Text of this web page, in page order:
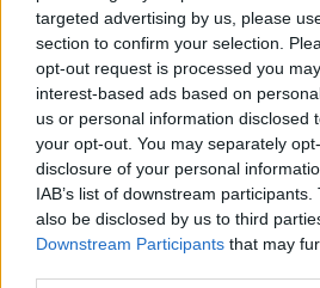
targeted advertising by us, please
section to confirm your selection.
opt-out request is processed you
interest-based ads based on
us or personal information disclosed
your opt-out. You may separately
disclosure of your personal
IAB’s list of downstream
also be disclosed by us to third
Downstream Participants that may
Armani
Nuvole
Via Firenze
Album
Tristezza
I libri
La scadenza
Passo a due
Vivere
Prima di andare via
Triage
Persona